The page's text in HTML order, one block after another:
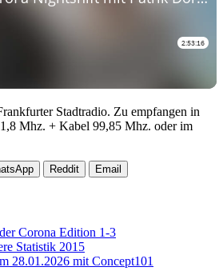
Stadtradio. Zu empfangen in
Mhz. + Kabel 99,85 Mhz. oder im
Reddit Email
Corona Edition 1-3
Statistik 2015
28.01.2026 mit Concept101